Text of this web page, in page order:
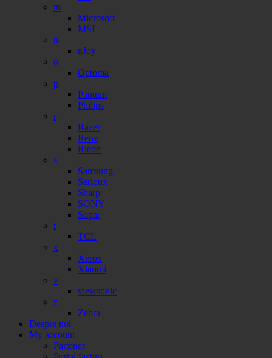
m
Microsoft
MSI
n
nJoy
o
Optoma
p
Pantum
Philips
r
Razer
Renz
Ricoh
s
Samsung
Serioux
Sharp
SONY
Sopar
t
TCL
x
Xerox
Xiaomi
v
viewsonic
z
Zebra
Despre noi
My account
Partener